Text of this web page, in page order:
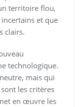
territoire flou,
et que
clairs.
technologique.
mais qui
les critères
en œuvre les